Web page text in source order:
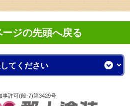
ージの先頭へ戻る
事許可(般-7)第3429号